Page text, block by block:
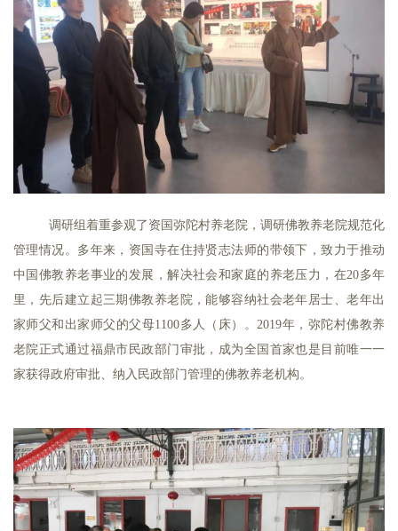
高
僧
菩
提
专
题
公
慈
善
佛
教
人
物
登录 注册
调研组着重参观了资国弥陀村养老院，调研佛教养老院规范化
管理情况。多年来，资国寺在住持贤志法师的带领下，致力于推动
中国佛教养老事业的发展，解决社会和家庭的养老压力，在20多年
里，先后建立起三期佛教养老院，能够容纳社会老年居士、老年出
家师父和出家师父的父母1100多人（床）。2019年，弥陀村佛教养
老院正式通过福鼎市民政部门审批，成为全国首家也是目前唯一一
家获得政府审批、纳入民政部门管理的佛教养老机构。